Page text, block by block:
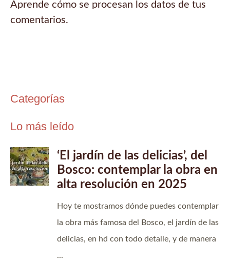
Aprende cómo se procesan los datos de tus
comentarios.
Categorías
Lo más leído